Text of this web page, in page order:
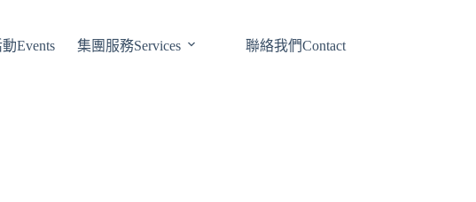
Events 集團服務Services 聯絡我們Contact